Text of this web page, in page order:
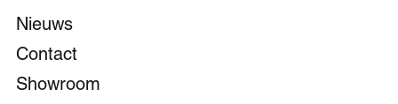
Nieuws
Contact
Showroom